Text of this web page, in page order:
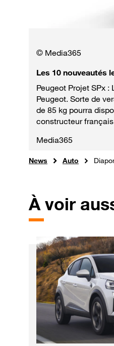
© Media365
Les 10 nouveautés
Peugeot Projet SPx
Peugeot. Sorte de
de 85 kg pourra
constructeur
Media365
News Auto
À voir